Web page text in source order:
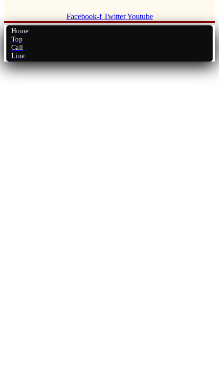
Facebook-f Twitter Youtube
Home
Top
Call
Line